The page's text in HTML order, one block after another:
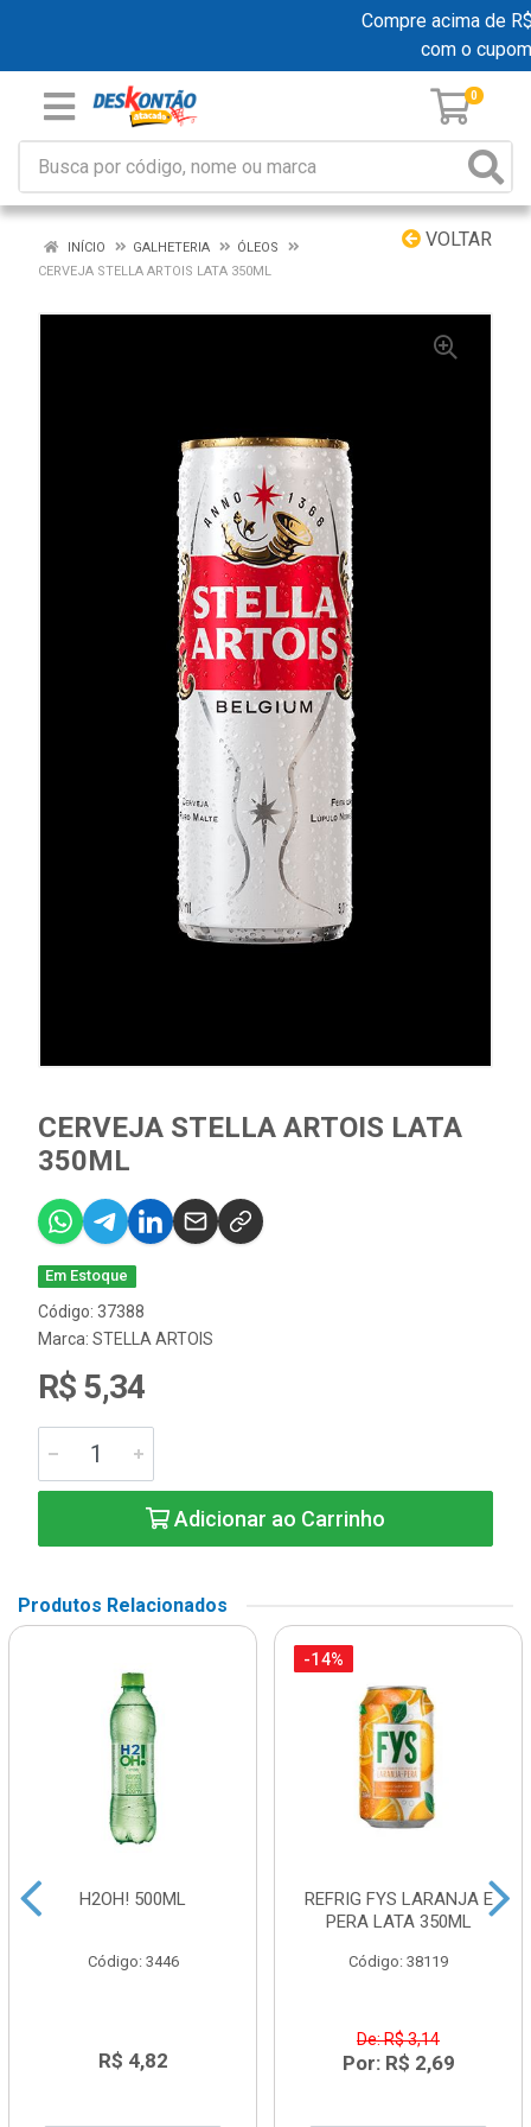
Compre acima de
com o cupom
0
VOLTAR
INÍCIO GALHETERIA
ÓLEOS
CERVEJA STELLA ARTOIS LATA 350ML
CERVEJA STELLA ARTOIS LATA
350ML
Em Estoque
Código: 37388
Marca: STELLA ARTOIS
R$ 5,34
Adicionar ao Carrinho
Produtos Relacionados
H2OH! 500ML
Código: 3446
R$ 4,82
-14%
REFRIG FYS LARANJA E
PERA LATA 350ML
Código: 38119
De: R$ 3,14
Por: R$ 2,69